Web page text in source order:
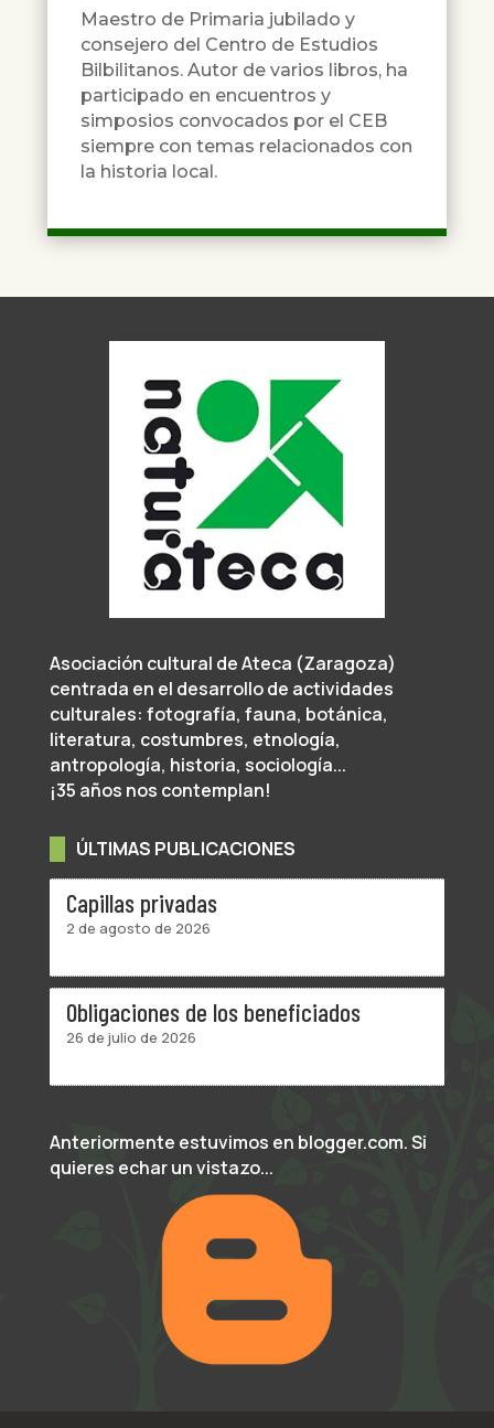
Maestro de Primaria jubilado y
consejero del Centro de Estudios
Bilbilitanos. Autor de varios libros, ha
participado en encuentros y
simposios convocados por el CEB
siempre con temas relacionados con
la historia local.
Asociación cultural de Ateca (Zaragoza)
centrada en el desarrollo de actividades
culturales: fotografía, fauna, botánica,
literatura, costumbres, etnología,
antropología, historia, sociología...
¡35 años nos contemplan!
ÚLTIMAS PUBLICACIONES
Capillas privadas
2 de agosto de 2026
Obligaciones de los beneficiados
26 de julio de 2026
Anteriormente estuvimos en blogger.com. Si
quieres echar un vistazo...